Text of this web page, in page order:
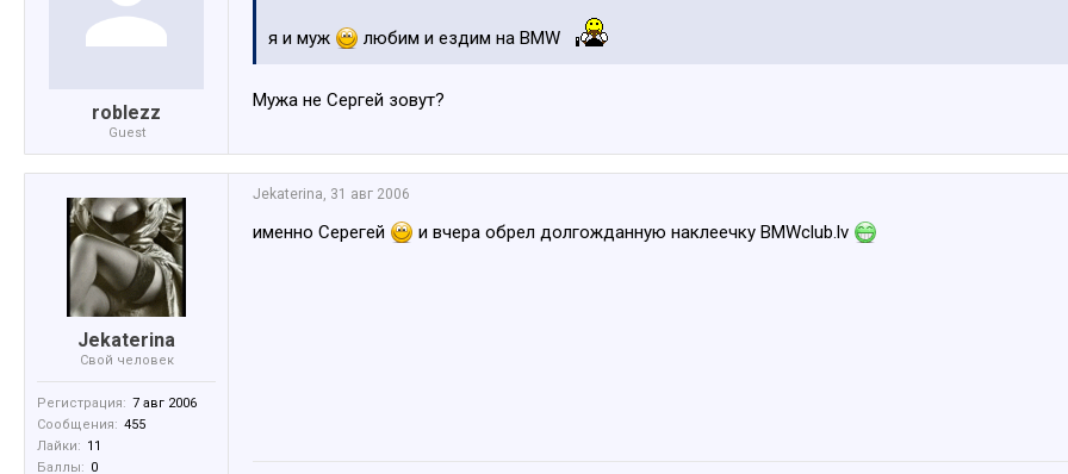
roblezz
Guest
я и муж любим и ездим на BMW
Мужа не Сергей зовут?
Jekaterina
Свой человек
Регистрация: 7 авг 2006
Сообщения: 455
Лайки: 11
Баллы: 0
Jekaterina 31 авг 2006
именно Серегей и вчера обрел долгожданную наклеечку BMWclub.lv